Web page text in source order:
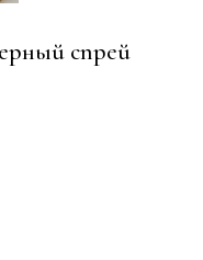
спрей